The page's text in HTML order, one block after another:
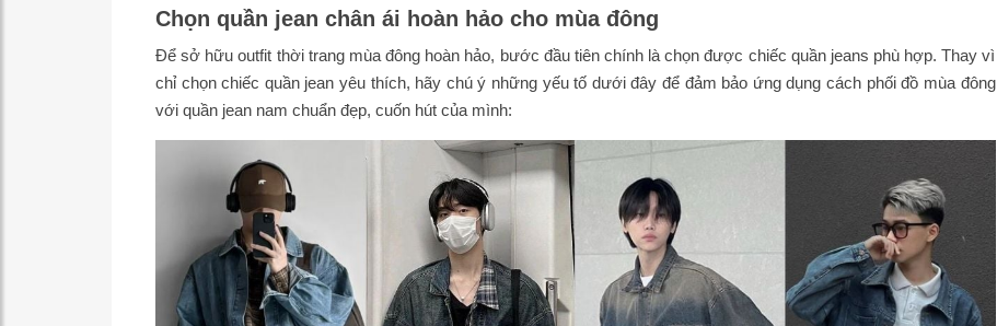
Chọn quần jean chân ái hoàn hảo cho mùa đông
Để sở hữu outfit thời trang mùa đông hoàn hảo, bước đầu tiên chính là chọn được chiếc quần jeans phù hợp. Thay vì
chỉ chọn chiếc quần jean yêu thích, hãy chú ý những yếu tố dưới đây để đảm bảo ứng dụng cách phối đồ mùa đông
với quần jean nam chuẩn đẹp, cuốn hút của mình: